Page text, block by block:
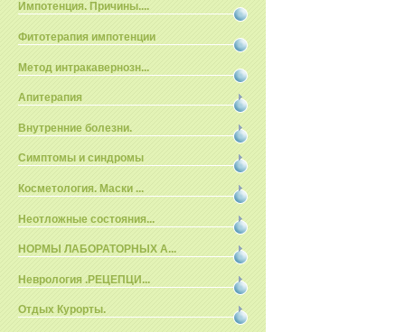
Импотенция. Причины....
Фитотерапия импотенции
Метод интракавернозн...
Апитерапия
Внутренние болезни.
Симптомы и синдромы
Косметология. Маски ...
Неотложные состояния...
НОРМЫ ЛАБОРАТОРНЫХ А...
Неврология .РЕЦЕПЦИ...
Отдых Курорты.